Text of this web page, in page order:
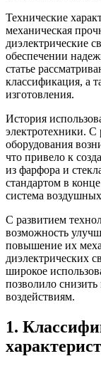
Технические
механическая
диэлектрические
обеспечении
статье
классификация, а
изготовления.
История
электротехники. С
оборудования
что привело к
из фарфора и
стандартом в
система
С развитием
возможность
повышение их
диэлектрических
широкое
позволило
воздействиям.
1.